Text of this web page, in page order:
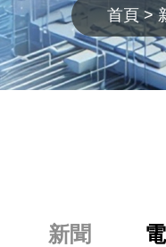
首頁
新聞